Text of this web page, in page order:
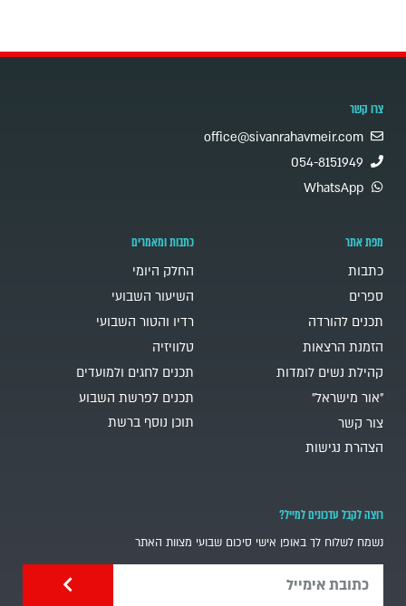
צרו קשר
office@sivanrahavmeir.com
054-8151949
WhatsApp
מפת אתר
כתבות
ספרים
תכנים להורדה
הזמנת הרצאות
קהילת נשים לומדות
"אור מישראל"
צור קשר
הצהרת נגישות
כתבות ומאמרים
החלק היומי
השיעור השבועי
רדיו והטור השבועי
טלוויזיה
תכנים לחגים ולמועדים
תכנים לפרשת השבוע
תוכן נוסף ברשת
רוצה לקבל עדכונים למייל?
נשמח לשלוח לך באופן אישי סיכום שבועי מצוות האתר